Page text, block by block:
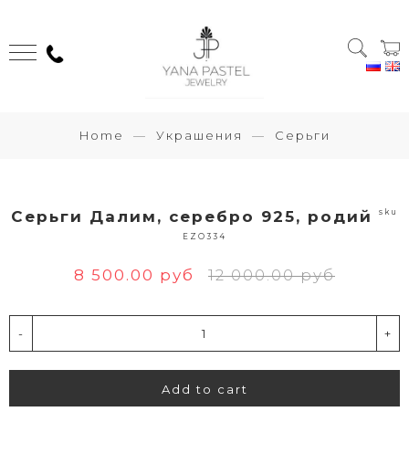
Home Украшения Серьги
Серьги Далим, серебро 925, родий sku
EZO334
8 500.00 руб 12 000.00 руб
- +
Add to cart